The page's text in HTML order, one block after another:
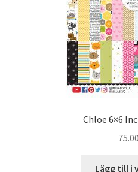
Chloe 6×6
75.00
Lägg till i